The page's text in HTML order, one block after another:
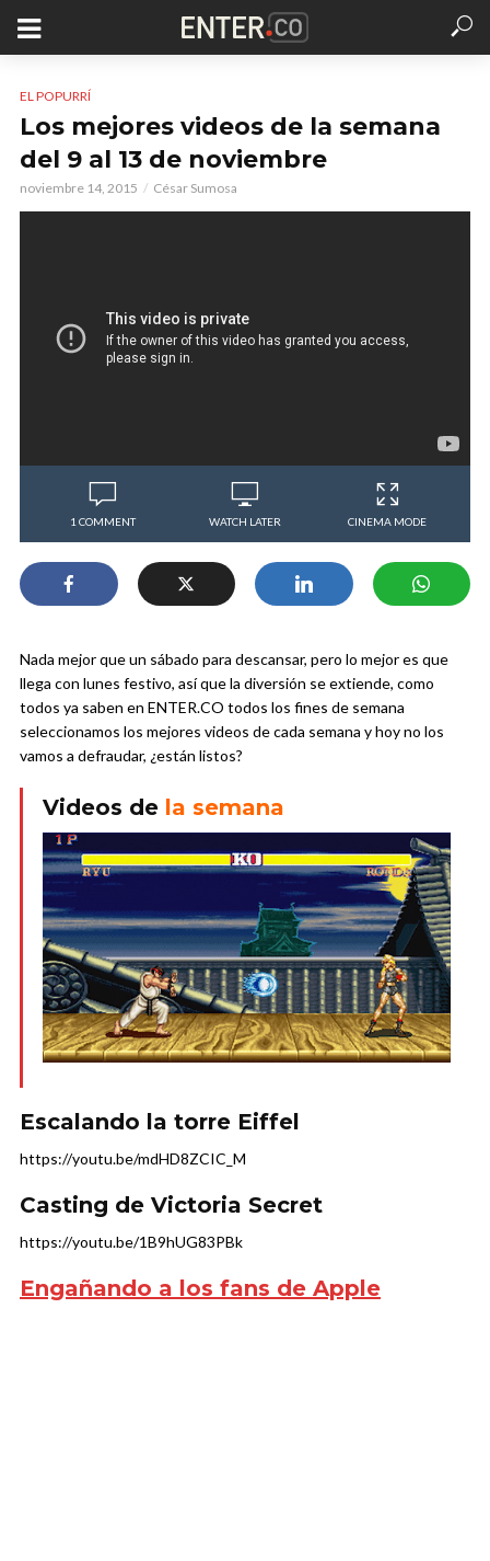
EL POPURRÍ
Los mejores videos de la semana
del 9 al 13 de noviembre
noviembre 14, 2015 César Sumosa
1 COMMENT WATCH LATER CINEMA MODE
Nada mejor que un sábado para descansar, pero lo mejor es que
llega con lunes festivo, así que la diversión se extiende, como
todos ya saben en ENTER.CO todos los fines de semana
seleccionamos los mejores videos de cada semana y hoy no los
vamos a defraudar, ¿están listos?
Videos de la semana
Escalando la torre Eiffel
https://youtu.be/mdHD8ZCIC_M
Casting de Victoria Secret
https://youtu.be/1B9hUG83PBk
Engañando a los fans de Apple